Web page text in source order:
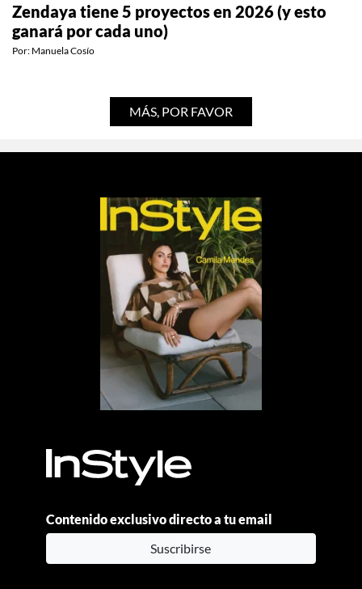
Zendaya tiene 5 proyectos en 2026 (y esto
ganará por cada uno)
Por: Manuela Cosío
MÁS, POR FAVOR
Contenido exclusivo directo a tu email
Suscribirse